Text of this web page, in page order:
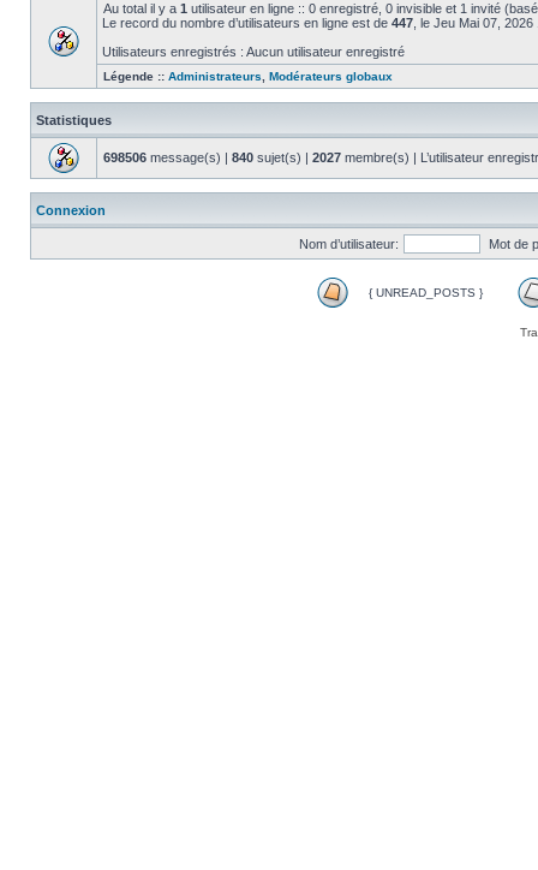
Au total il y a 1 utilisateur en ligne :: 0 enregistré, 0 invisible et 1 invité
Le record du nombre d’utilisateurs en ligne est de 447 , le Jeu Mai 07, 2026
Utilisateurs enregistrés : Aucun utilisateur enregistré
Légende :: Administrateurs Modérateurs globaux
Statistiques
698506 message(s) | 840 sujet(s) | 2027 membre(s) | L’utilisateur
Connexion
Nom d’utilisateur: Mot de
{ UNREAD_POSTS }